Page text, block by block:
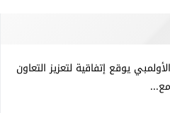
يوقع إتفاقية لتعزيز التعاون